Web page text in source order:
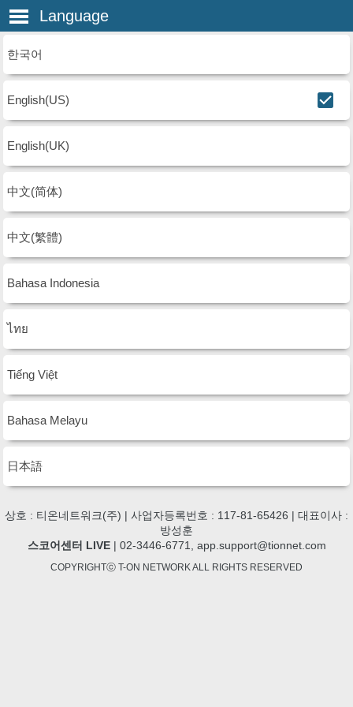
Language
한국어
English(US)
English(UK)
中文(简体)
中文(繁體)
Bahasa Indonesia
ไทย
Tiếng Việt
Bahasa Melayu
日本語
상호 : 티온네트워크(주) | 사업자등록번호 : 117-81-65426 | 대표이사 :
방성훈
스코어센터 LIVE| 02-3446-6771, app.support@tionnet.com
COPYRIGHTⓒ T-ON NETWORK ALL RIGHTS RESERVED